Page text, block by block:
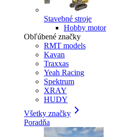
Stavebné stroje
Hobby motor
Obľúbené značky
RMT models
Kavan
Traxxas
Yeah Racing
Spektrum
XRAY
HUDY
Všetky značky
Poradňa